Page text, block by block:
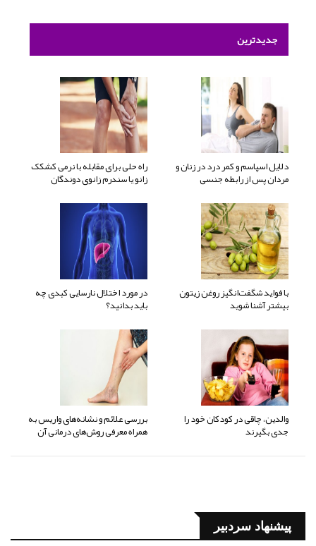
جدیدترین
دلایل اسپاسم و کمر درد در زنان و
مردان پس از رابطه جنسی
راه حلی برای مقابله با نرمی کشکک
زانو یا سندرم زانوی دوندگان
با فواید شگفت‌انگیز روغن زیتون
بیشتر آشنا شوید
در مورد اختلال نارسایی کبدی چه
باید بدانید؟
والدین، چاقی در کودکان خود را
جدی بگیرند
بررسی علائم و نشانه‌های واریس به
همراه معرفی روش‌های درمانی آن
پیشنهاد سردبیر